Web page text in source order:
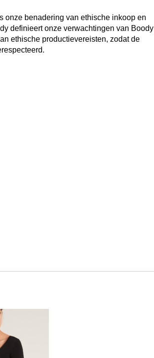
onze benadering van ethische inkoop en
definieert onze verwachtingen van Boody
ethische productievereisten, zodat de